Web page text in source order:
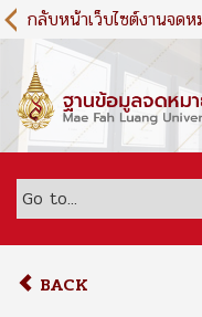
S
k
m
c
กลับหน้าเว็บไซต์งานจดห
BACK